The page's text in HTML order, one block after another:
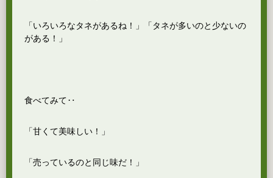
「いろいろなタネがあるね！」「タネが多いのと少ないの
がある！」
食べてみて‥
「甘くて美味しい！」
「売っているのと同じ味だ！」